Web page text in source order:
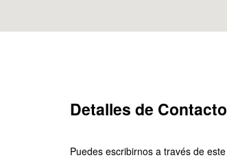
Detalles de Contacto
Puedes escribirnos a través de este